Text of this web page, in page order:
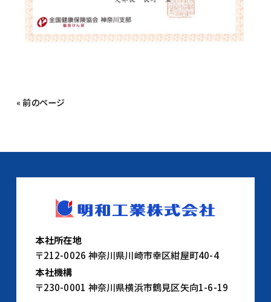
« 前のページ
本社所在地
〒212-0026 神奈川県川崎市幸区紺屋町40-4
本社機構
〒230-0001 神奈川県横浜市鶴見区矢向1-6-19